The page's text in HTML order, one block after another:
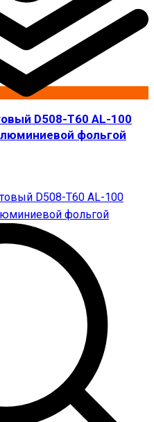
D508-T60 AL-100
фольгой